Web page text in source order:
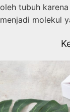
oleh tubuh
menjadi molekul